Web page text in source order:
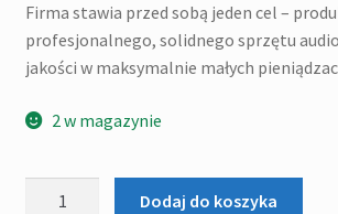
Firma stawia przed sobą jeden cel –
profesjonalnego, solidnego sprzętu
jakości w maksymalnie małych
2 w magazynie
Dodaj do koszyka